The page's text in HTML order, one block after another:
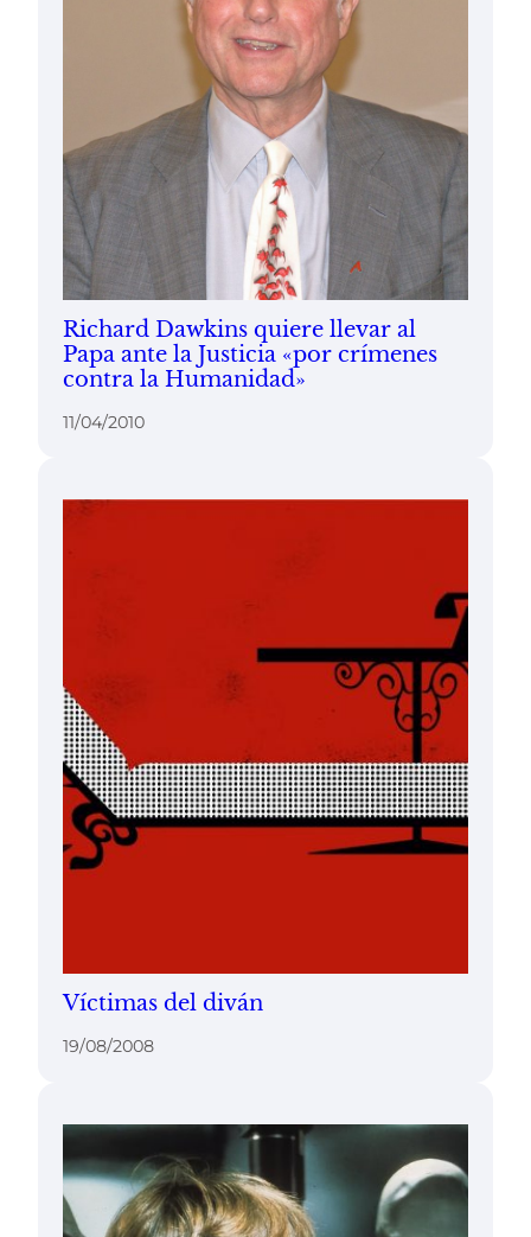
Richard Dawkins quiere llevar al
Papa ante la Justicia «por crímenes
contra la Humanidad»
11/04/2010
Víctimas del diván
19/08/2008